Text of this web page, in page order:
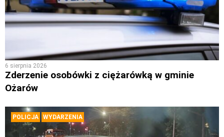
6 sierpnia 2026
Zderzenie osobówki z ciężarówką w gminie
Ożarów
POLICJA WYDARZENIA